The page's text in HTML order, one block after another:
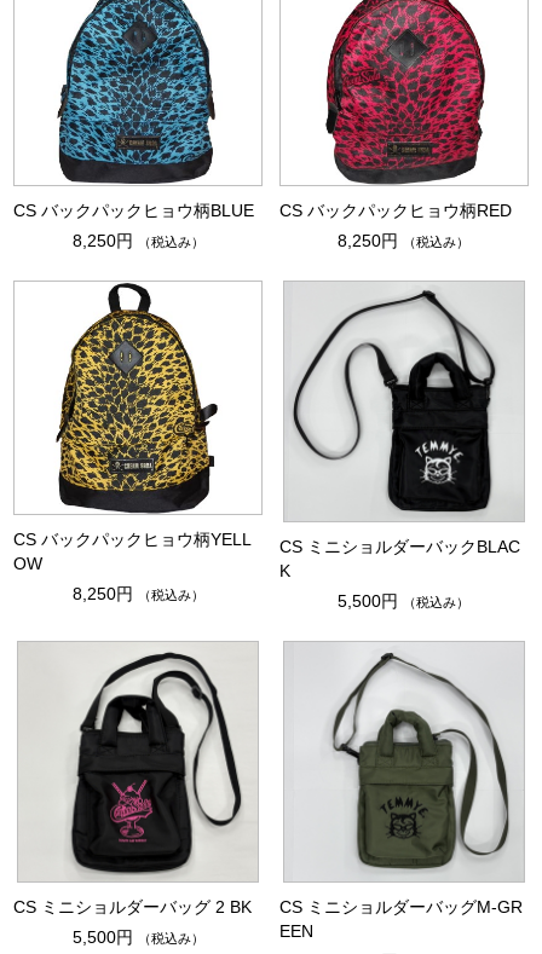
CS バックパックヒョウ柄BLUE
8,250円
（税込み）
CS バックパックヒョウ柄RED
8,250円
（税込み）
CS バックパックヒョウ柄YELL
OW
8,250円
（税込み）
CS ミニショルダーバックBLAC
K
5,500円
（税込み）
CS ミニショルダーバッグ 2 BK
5,500円
（税込み）
CS ミニショルダーバッグM-GR
EEN